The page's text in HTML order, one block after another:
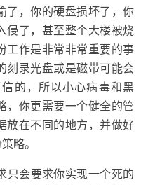
了，你的硬盘损坏了，你
侵了，甚至整个大楼被烧
工作是非常非常重要的事
刻录光盘或是磁带可能会
的，所以小心病毒和黑
，你更需要一个健全的管
放在不同的地方，并做好
略。
只会要求你实现一个死的